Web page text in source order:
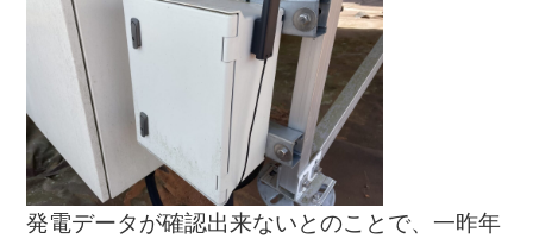
発電データが確認出来ないとのことで、一昨年